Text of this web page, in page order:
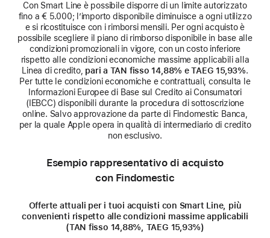
Con Smart Line è possibile disporre di un limite autorizzato
fino a € 5.000; l’importo disponibile diminuisce a ogni utilizzo
e si ricostituisce con i rimborsi mensili. Per ogni acquisto è
possibile scegliere il piano di rimborso disponibile in base alle
condizioni promozionali in vigore, con un costo inferiore
rispetto alle condizioni economiche massime applicabili alla
Linea di credito, pari a TAN fisso 14,88% e TAEG 15,93%.
Per tutte le condizioni economiche e contrattuali, consulta le
Informazioni Europee di Base sul Credito ai Consumatori
(IEBCC) disponibili durante la procedura di sottoscrizione
online. Salvo approvazione da parte di Findomestic Banca,
per la quale Apple opera in qualità di intermediario di credito
non esclusivo.
Esempio rappresentativo di acquisto
con Findomestic
Offerte attuali per i tuoi acquisti con Smart Line, più
convenienti rispetto alle condizioni massime applicabili
(TAN fisso 14,88%, TAEG 15,93%)